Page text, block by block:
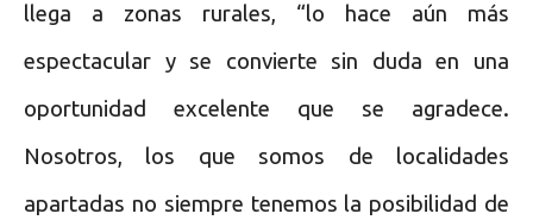
llega a zonas rurales, “lo hace aún más
espectacular y se convierte sin duda en una
oportunidad excelente que se agradece.
Nosotros, los que somos de localidades
apartadas no siempre tenemos la posibilidad de